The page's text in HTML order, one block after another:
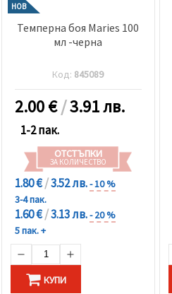
НОВ
Темперна боя Maries 100
мл -черна
Код: 845089
2.00€/3.91 лв.
1-2 пак.
ОТСТЪПКИ
ЗА КОЛИЧЕСТВО
1.80 €/3.52 лв.- 10 %
3-4 пак.
1.60 €/3.13 лв.- 20 %
5 пак. +
КУПИ